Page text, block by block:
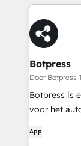
Botpress
Door Botpress
Botpress is
voor het
App